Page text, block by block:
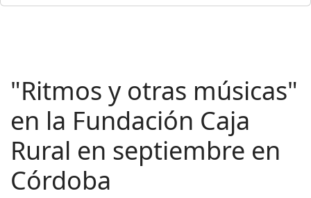
"Ritmos y otras músicas"
en la Fundación Caja
Rural en septiembre en
Córdoba